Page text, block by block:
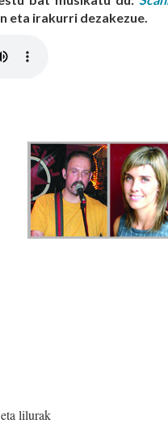
eta irakurri dezakezue.
lilurak